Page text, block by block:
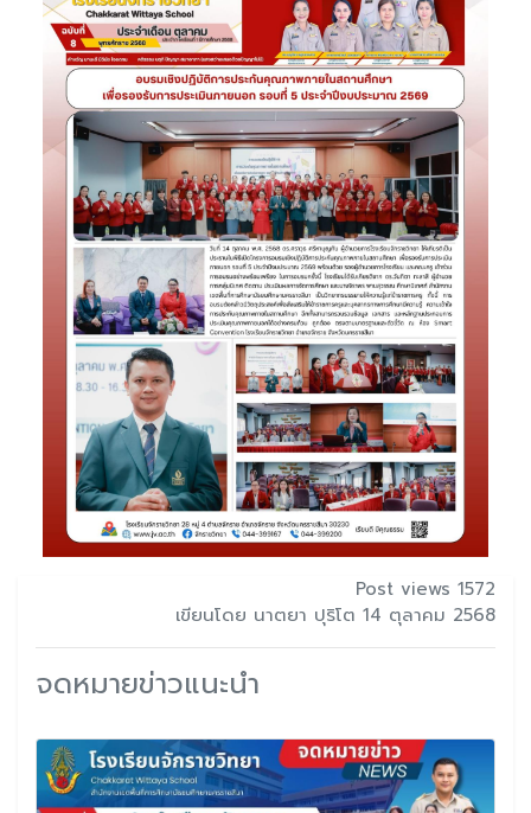
Post views 1572
เขียนโดย นาตยา ปุริโต 14 ตุลาคม 2568
จดหมายข่าวแนะนำ